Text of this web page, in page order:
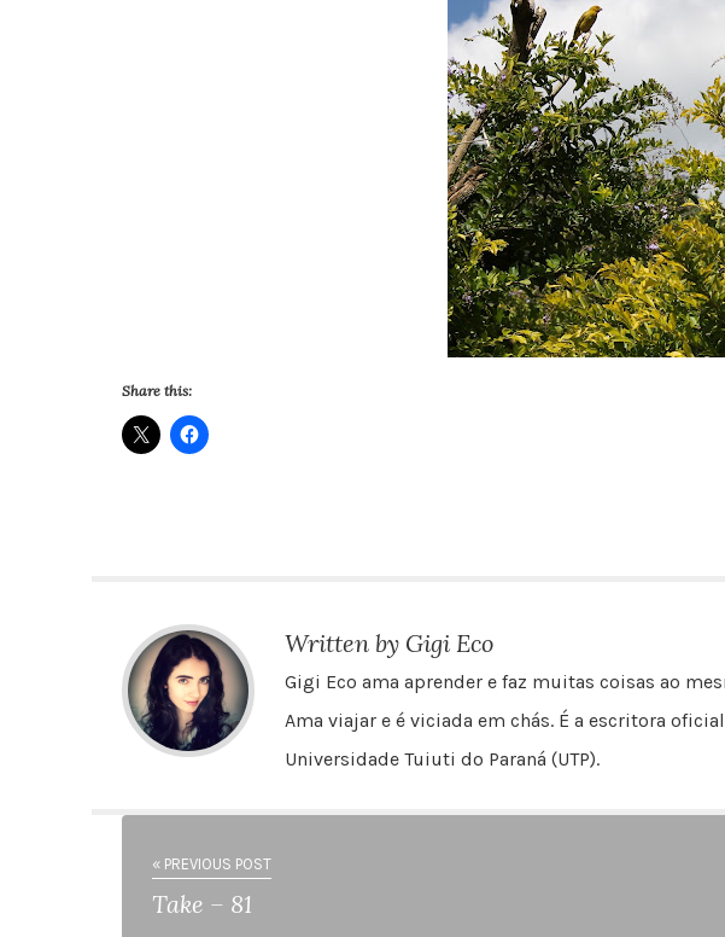
Share this:
Written by Gigi Eco
Gigi Eco ama aprender e faz muitas coisas ao
Ama viajar e é viciada em chás. É a escritora
Universidade Tuiuti do Paraná (UTP).
« PREVIOUS POST
Take – 81